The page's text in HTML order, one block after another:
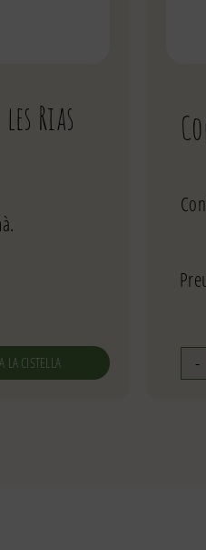
Rias
LA CISTELLA